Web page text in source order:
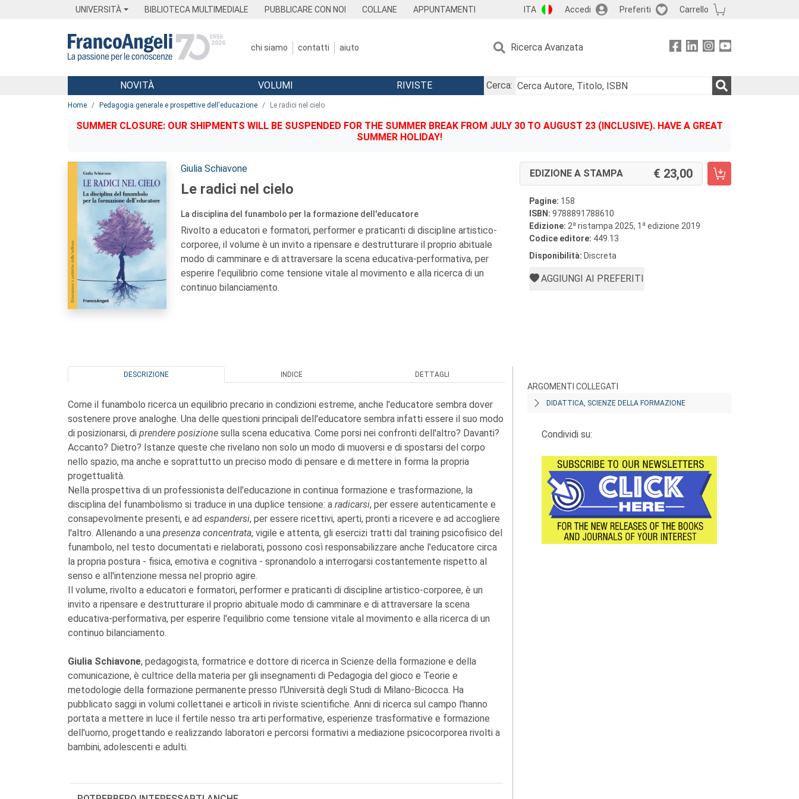
UNIVERSITÀ BIBLIOTECA MULTIMEDIALE PUBBLICARE CON NOI COLLANE APPUNTAMENTI ITA Accedi Preferiti Carrello
chi siamo contatti aiuto Ricerca Avanzata
Menu
NOVITÀ VOLUMI RIVISTE
Cerca:
Home Pedagogia generale e prospettive dell'educazione Le radici nel cielo
SUMMER CLOSURE: OUR SHIPMENTS WILL BE SUSPENDED FOR THE SUMMER BREAK FROM JULY 30 TO AUGUST 23 (INCLUSIVE). HAVE A GREAT
SUMMER HOLIDAY!
Autori:
Giulia Schiavone
Le radici nel cielo
La disciplina del funambolo per la formazione dell'educatore
Rivolto a educatori e formatori, performer e praticanti di discipline artistico-
corporee, il volume è un invito a ripensare e destrutturare il proprio abituale
modo di camminare e di attraversare la scena educativa-performativa, per
esperire l’equilibrio come tensione vitale al movimento e alla ricerca di un
continuo bilanciamento.
EDIZIONE A STAMPA 23,00
Pagine: 158
ISBN: 9788891788610
Edizione: 2a ristampa 2025, 1 a edizione 2019
Codice editore: 449.13
Disponibilità: Discreta
AGGIUNGI AI PREFERITI
DESCRIZIONE INDICE DETTAGLI
Come il funambolo ricerca un equilibrio precario in condizioni estreme, anche l'educatore sembra dover
sostenere prove analoghe. Una delle questioni principali dell'educatore sembra infatti essere il suo modo
di posizionarsi, di prendere posizione sulla scena educativa. Come porsi nei confronti dell'altro? Davanti?
Accanto? Dietro? Istanze queste che rivelano non solo un modo di muoversi e di spostarsi del corpo
nello spazio, ma anche e soprattutto un preciso modo di pensare e di mettere in forma la propria
progettualità.
Nella prospettiva di un professionista dell'educazione in continua formazione e trasformazione, la
disciplina del funambolismo si traduce in una duplice tensione: a radicarsi, per essere autenticamente e
consapevolmente presenti, e ad espandersi, per essere ricettivi, aperti, pronti a ricevere e ad accogliere
l'altro. Allenando a una presenza concentrata, vigile e attenta, gli esercizi tratti dal training psicofisico del
funambolo, nel testo documentati e rielaborati, possono così responsabilizzare anche l'educatore circa
la propria postura - fisica, emotiva e cognitiva - spronandolo a interrogarsi costantemente rispetto al
senso e all'intenzione messa nel proprio agire.
Il volume, rivolto a educatori e formatori, performer e praticanti di discipline artistico-corporee, è un
invito a ripensare e destrutturare il proprio abituale modo di camminare e di attraversare la scena
educativa-performativa, per esperire l'equilibrio come tensione vitale al movimento e alla ricerca di un
continuo bilanciamento.
Giulia Schiavone, pedagogista, formatrice e dottore di ricerca in Scienze della formazione e della
comunicazione, è cultrice della materia per gli insegnamenti di Pedagogia del gioco e Teorie e
metodologie della formazione permanente presso l'Università degli Studi di Milano-Bicocca. Ha
pubblicato saggi in volumi collettanei e articoli in riviste scientifiche. Anni di ricerca sul campo l'hanno
portata a mettere in luce il fertile nesso tra arti performative, esperienze trasformative e formazione
dell'uomo, progettando e realizzando laboratori e percorsi formativi a mediazione psicocorporea rivolti a
bambini, adolescenti e adulti.
ARGOMENTI COLLEGATI
DIDATTICA, SCIENZE DELLA FORMAZIONE
Condividi su: